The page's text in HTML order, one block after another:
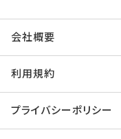
会社概要
利用規約
プライバシーポリシー